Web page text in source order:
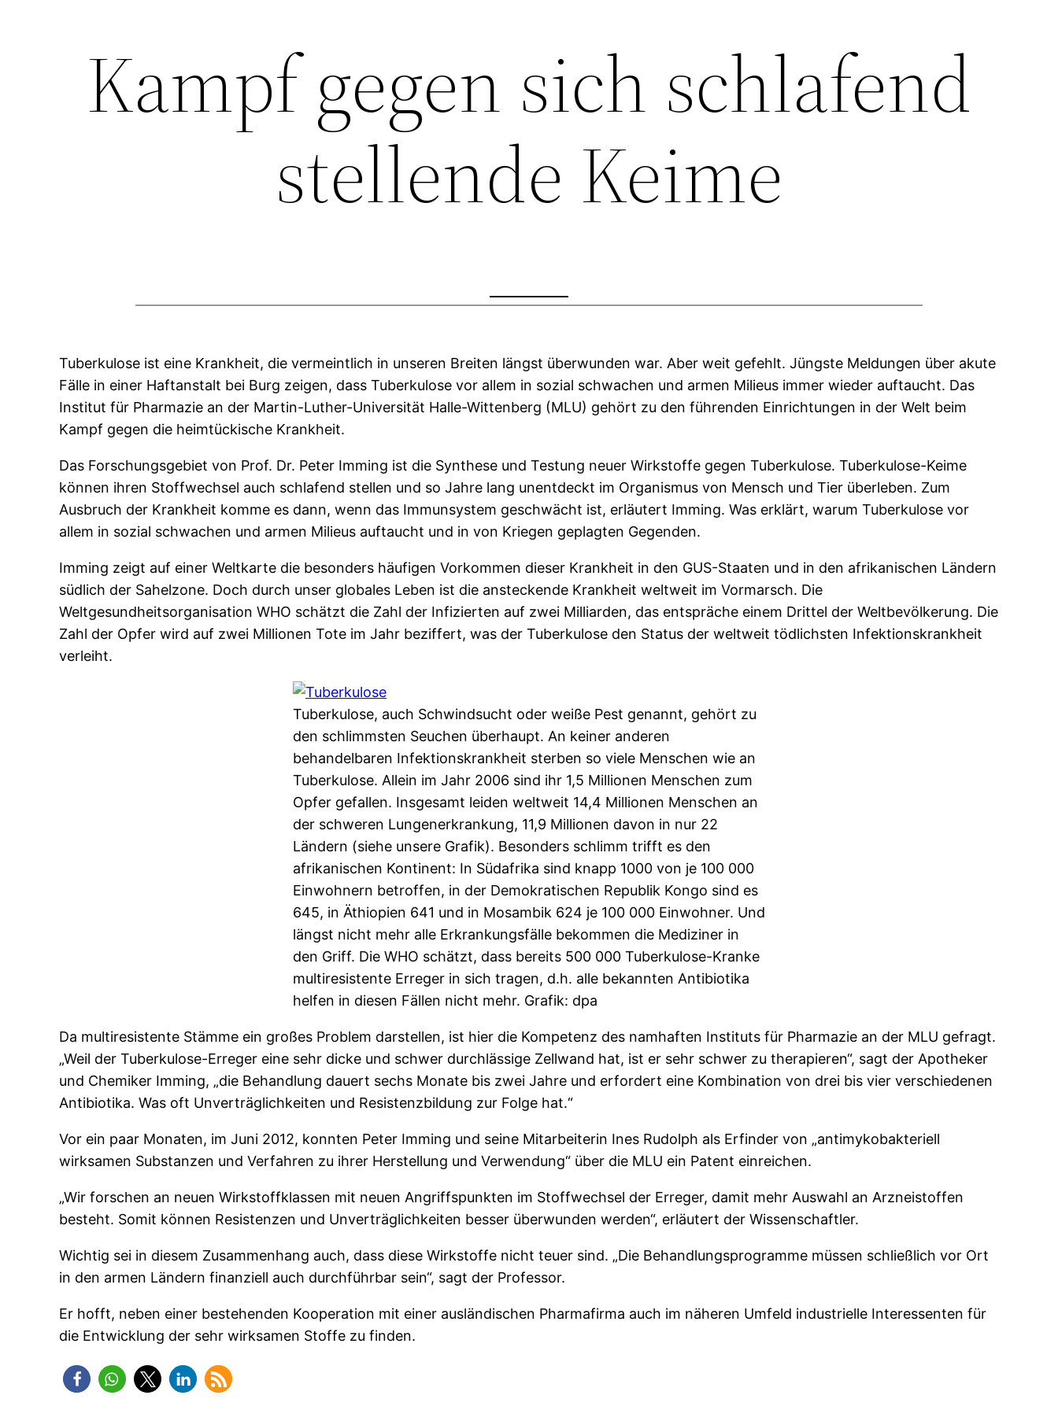
Kampf gegen sich schlafend
stellende Keime
Tuberkulose ist eine Krankheit, die vermeintlich in unseren Breiten längst überwunden war. Aber weit gefehlt. Jüngste Meldungen über akute
Fälle in einer Haftanstalt bei Burg zeigen, dass Tuberkulose vor allem in sozial schwachen und armen Milieus immer wieder auftaucht. Das
Institut für Pharmazie an der Martin-Luther-Universität Halle-Wittenberg (MLU) gehört zu den führenden Einrichtungen in der Welt beim
Kampf gegen die heimtückische Krankheit.
Das Forschungsgebiet von Prof. Dr. Peter Imming ist die Synthese und Testung neuer Wirkstoffe gegen Tuberkulose. Tuberkulose-Keime
können ihren Stoffwechsel auch schlafend stellen und so Jahre lang unentdeckt im Organismus von Mensch und Tier überleben. Zum
Ausbruch der Krankheit komme es dann, wenn das Immunsystem geschwächt ist, erläutert Imming. Was erklärt, warum Tuberkulose vor
allem in sozial schwachen und armen Milieus auftaucht und in von Kriegen geplagten Gegenden.
Imming zeigt auf einer Weltkarte die besonders häufigen Vorkommen dieser Krankheit in den GUS-Staaten und in den afrikanischen Ländern
südlich der Sahelzone. Doch durch unser globales Leben ist die ansteckende Krankheit weltweit im Vormarsch. Die
Weltgesundheitsorganisation WHO schätzt die Zahl der Infizierten auf zwei Milliarden, das entspräche einem Drittel der Weltbevölkerung. Die
Zahl der Opfer wird auf zwei Millionen Tote im Jahr beziffert, was der Tuberkulose den Status der weltweit tödlichsten Infektionskrankheit
verleiht.
Tuberkulose, auch Schwindsucht oder weiße Pest genannt, gehört zu
den schlimmsten Seuchen überhaupt. An keiner anderen
behandelbaren Infektionskrankheit sterben so viele Menschen wie an
Tuberkulose. Allein im Jahr 2006 sind ihr 1,5 Millionen Menschen zum
Opfer gefallen. Insgesamt leiden weltweit 14,4 Millionen Menschen an
der schweren Lungenerkrankung, 11,9 Millionen davon in nur 22
Ländern (siehe unsere Grafik). Besonders schlimm trifft es den
afrikanischen Kontinent: In Südafrika sind knapp 1000 von je 100 000
Einwohnern betroffen, in der Demokratischen Republik Kongo sind es
645, in Äthiopien 641 und in Mosambik 624 je 100 000 Einwohner. Und
längst nicht mehr alle Erkrankungsfälle bekommen die Mediziner in
den Griff. Die WHO schätzt, dass bereits 500 000 Tuberkulose-Kranke
multiresistente Erreger in sich tragen, d.h. alle bekannten Antibiotika
helfen in diesen Fällen nicht mehr. Grafik: dpa
Da multiresistente Stämme ein großes Problem darstellen, ist hier die Kompetenz des namhaften Instituts für Pharmazie an der MLU gefragt.
„Weil der Tuberkulose-Erreger eine sehr dicke und schwer durchlässige Zellwand hat, ist er sehr schwer zu therapieren“, sagt der Apotheker
und Chemiker Imming, „die Behandlung dauert sechs Monate bis zwei Jahre und erfordert eine Kombination von drei bis vier verschiedenen
Antibiotika. Was oft Unverträglichkeiten und Resistenzbildung zur Folge hat.“
Vor ein paar Monaten, im Juni 2012, konnten Peter Imming und seine Mitarbeiterin Ines Rudolph als Erfinder von „antimykobakteriell
wirksamen Substanzen und Verfahren zu ihrer Herstellung und Verwendung“ über die MLU ein Patent einreichen.
„Wir forschen an neuen Wirkstoffklassen mit neuen Angriffspunkten im Stoffwechsel der Erreger, damit mehr Auswahl an Arzneistoffen
besteht. Somit können Resistenzen und Unverträglichkeiten besser überwunden werden“, erläutert der Wissenschaftler.
Wichtig sei in diesem Zusammenhang auch, dass diese Wirkstoffe nicht teuer sind. „Die Behandlungsprogramme müssen schließlich vor Ort
in den armen Ländern finanziell auch durchführbar sein“, sagt der Professor.
Er hofft, neben einer bestehenden Kooperation mit einer ausländischen Pharmafirma auch im näheren Umfeld industrielle Interessenten für
die Entwicklung der sehr wirksamen Stoffe zu finden.